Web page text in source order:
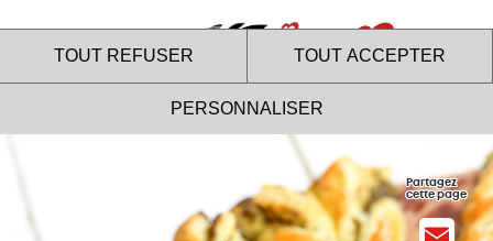
Menu
Partagez
cette page
Le site internet Marie utilise
des cookies !
TOUT REFUSER TOUT ACCEPTER
PERSONNALISER